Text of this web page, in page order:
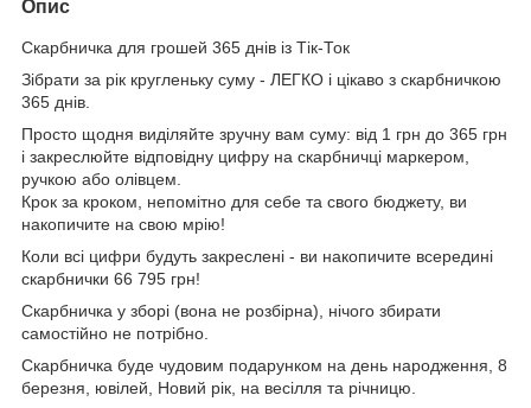
Опис
Скарбничка для грошей 365 днів із Тік-Ток
Зібрати за рік кругленьку суму - ЛЕГКО і цікаво з скарбничкою
365 днів.
Просто щодня виділяйте зручну вам суму: від 1 грн до 365 грн
і закреслюйте відповідну цифру на скарбничці маркером,
ручкою або олівцем.
Крок за кроком, непомітно для себе та свого бюджету, ви
накопичите на свою мрію!
Коли всі цифри будуть закреслені - ви накопичите всередині
скарбнички 66 795 грн!
Скарбничка у зборі (вона не розбірна), нічого збирати
самостійно не потрібно.
Скарбничка буде чудовим подарунком на день народження, 8
березня, ювілей, Новий рік, на весілля та річницю.